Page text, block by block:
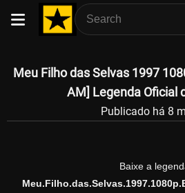
Meu Filho das Selvas 1997
AM] Legenda Oficial
Publicado há 8
Baixe a